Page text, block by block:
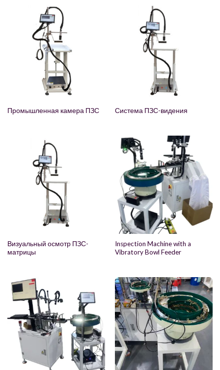
Промышленная камера ПЗС Система ПЗС-видения
Визуальный осмотр ПЗС-
матрицы
Inspection Machine with a
Vibratory Bowl Feeder